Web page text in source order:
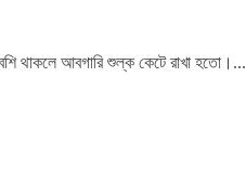
থাকলে আবগারি শুল্ক কেটে রাখা হতো।...